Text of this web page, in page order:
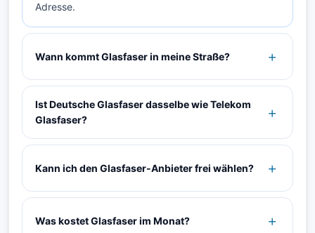
Adresse.
Wann kommt Glasfaser in meine Straße?
Ist Deutsche Glasfaser dasselbe wie Telekom
Glasfaser?
Kann ich den Glasfaser-Anbieter frei wählen?
Was kostet Glasfaser im Monat?